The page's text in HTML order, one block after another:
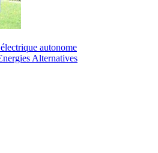
autonome
Alternatives